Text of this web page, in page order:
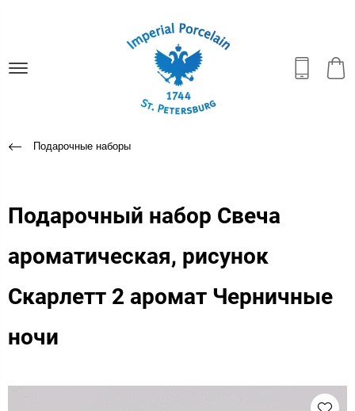
Подарочные наборы
Подарочный набор Свеча
ароматическая, рисунок
Скарлетт 2 аромат Черничные
ночи